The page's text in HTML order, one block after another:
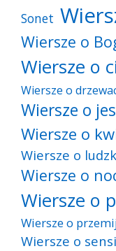
Sonet
Wiersze o
Wiersze o
Wiersze o
Wiersze o
Wiersze o
Wiersze o
Wiersze o
Wiersze o
Wiersze o
Wiersze o